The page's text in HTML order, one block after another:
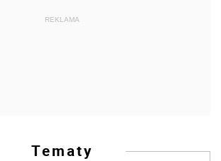
REKLAMA
Tematy